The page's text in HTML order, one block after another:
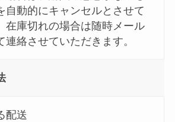
自動的にキャンセルとさせて
在庫切れの場合は随時メール
連絡させていただきます。
配送